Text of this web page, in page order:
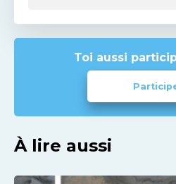
Toi aussi
À lire aussi